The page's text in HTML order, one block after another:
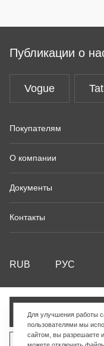
Публикации о
Vogue
Покупателям
О компании
Документы
Контакты
RUB РУС
Для улучшения работы
пользователями мы
сайтом, вы разрешаете